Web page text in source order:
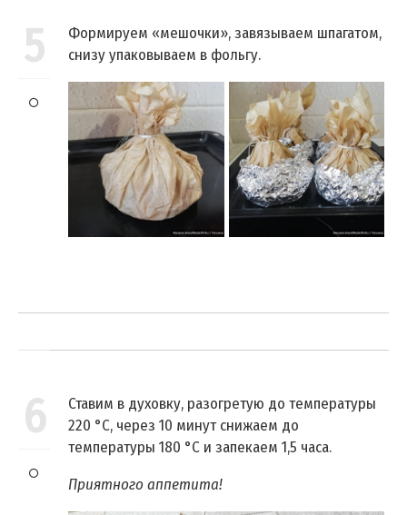
5
Формируем «мешочки», завязываем шпагатом,
снизу упаковываем в фольгу.
6
Ставим в духовку, разогретую до температуры
220 °C, через 10 минут снижаем до
температуры 180 °C и запекаем 1,5 часа.
Приятного аппетита!